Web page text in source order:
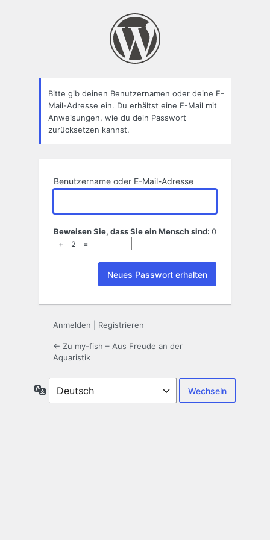
Bitte gib deinen Benutzernamen oder deine E-
Mail-Adresse ein. Du erhältst eine E-Mail mit
Anweisungen, wie du dein Passwort
zurücksetzen kannst.
Benutzername oder E-Mail-Adresse
Beweisen Sie, dass Sie ein Mensch sind: 0
+ 2 =
Anmelden Registrieren
← Zu my-fish – Aus Freude an der
Aquaristik
Sprache